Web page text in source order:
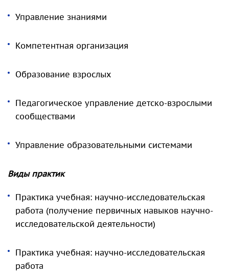
Управление знаниями
Компетентная организация
Образование взрослых
Педагогическое управление детско-взрослыми
сообществами
Управление образовательными системами
Виды практик
Практика учебная: научно-исследовательская
работа (получение первичных навыков научно-
исследовательской деятельности)
Практика учебная: научно-исследовательская
работа